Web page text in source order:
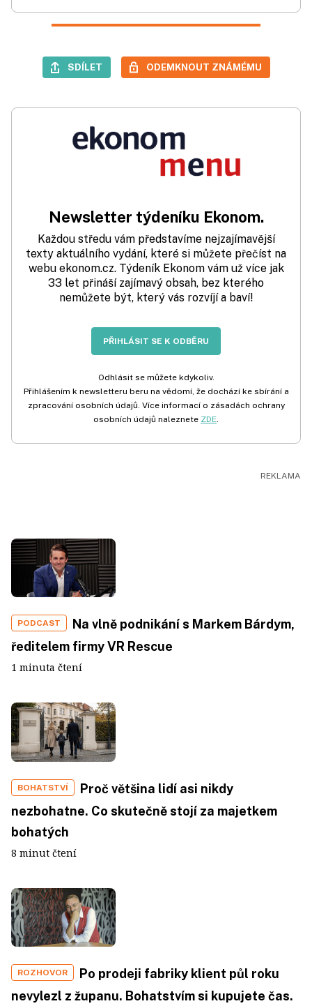
SDÍLET ODEMKNOUT ZNÁMÉMU
Newsletter týdeníku Ekonom.
Každou středu vám představíme nejzajímavější
texty aktuálního vydání, které si můžete přečíst na
webu ekonom.cz. Týdeník Ekonom vám už více jak
33 let přináší zajímavý obsah, bez kterého
nemůžete být, který vás rozvíjí a baví!
PŘIHLÁSIT SE K ODBĚRU
Odhlásit se můžete kdykoliv.
Přihlášením k newsletteru beru na vědomí, že dochází ke sbírání a
zpracování osobních údajů. Více informací o zásadách ochrany
osobních údajů naleznete ZDE.
PODCAST
Na vlně podnikání s Markem Bárdym,
ředitelem firmy VR Rescue
1 minuta čtení
BOHATSTVÍ
Proč většina lidí asi nikdy
nezbohatne. Co skutečně stojí za majetkem
bohatých
8 minut čtení
ROZHOVOR
Po prodeji fabriky klient půl roku
nevylezl z županu. Bohatstvím si kupujete čas.